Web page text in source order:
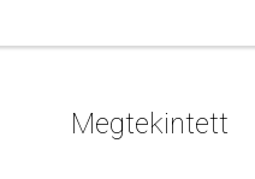
Megtekintett